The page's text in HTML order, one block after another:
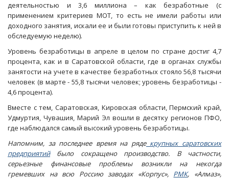
деятельностью и 3,6 миллиона – как безработные (с
применением критериев МОТ, то есть не имели работы или
доходного занятия, искали ее и были готовы приступить к ней в
обследуемую неделю).
Уровень безработицы в апреле в целом по стране достиг 4,7
процента, как и в Саратовской области, где в органах службы
занятости на учете в качестве безработных стояло 56,8 тысячи
человек (в марте - 55,8 тысячи человек; уровень безработицы -
4,6 процента).
Вместе с тем, Саратовская, Кировская области, Пермский край,
Удмуртия, Чувашия, Марий Эл вошли в десятку регионов ПФО,
где наблюдался самый высокий уровень безработицы.
Напомним, за последнее время на рядекрупных саратовских
предприятийбыло сокращено производство. В частности,
серьезные финансовые проблемы возникли на некогда
гремевших на всю Россию заводах «Корпус», РМК, «Алмаз»,